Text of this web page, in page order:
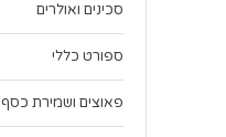
סכינים ואולרים
ספורט כללי
פאוצים ושמירת כסף